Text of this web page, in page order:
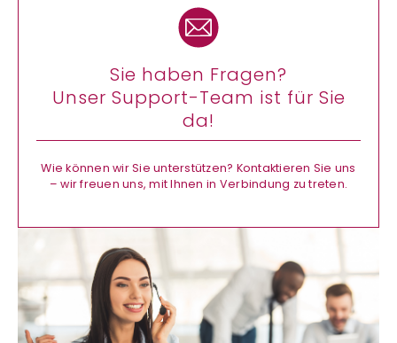
Sie haben Fragen?
Unser Support-Team ist für Sie
da!
Wie können wir Sie unterstützen? Kontaktieren Sie uns
– wir freuen uns, mit Ihnen in Verbindung zu treten.